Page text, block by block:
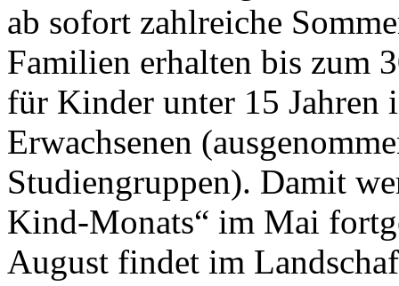
ab sofort zahlreiche
Familien erhalten bis zum
für Kinder unter 15 Jahren
Erwachsenen
Studiengruppen). Damit
Kind-Monats“ im Mai
August findet im